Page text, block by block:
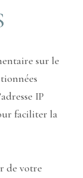
sur le
IP
faciliter la
de votre